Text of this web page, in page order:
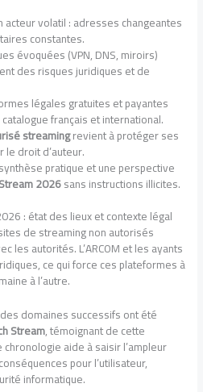
acteur volatil : adresses changeantes
constantes.
évoquées (VPN, DNS, miroirs)
des risques juridiques et de
légales gratuites et payantes
français et international.
streamingrevient à protéger ses
droit d’auteur.
pratique et une perspective
2026sans instructions illicites.
: état des lieux et contexte légal
de streaming non autorisés
les autorités. L’ARCOM et les ayants
ce qui force ces plateformes à
à l’autre.
domaines successifs ont été
Stream, témoignant de cette
aide à saisir l’ampleur
pour l’utilisateur,
informatique.